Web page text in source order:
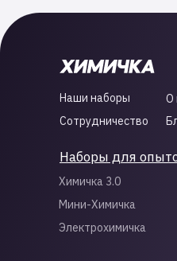
Сотрудничество
О
Наши наборы
Наборы для
Химичка 3.0
Мини-Химичка
Электрохимичка